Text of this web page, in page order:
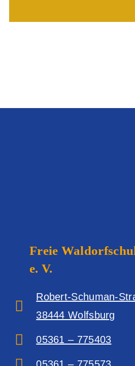
Freie
e. V.
Robert-Schuman-
38444 Wolfsburg‎
05361 – 775403